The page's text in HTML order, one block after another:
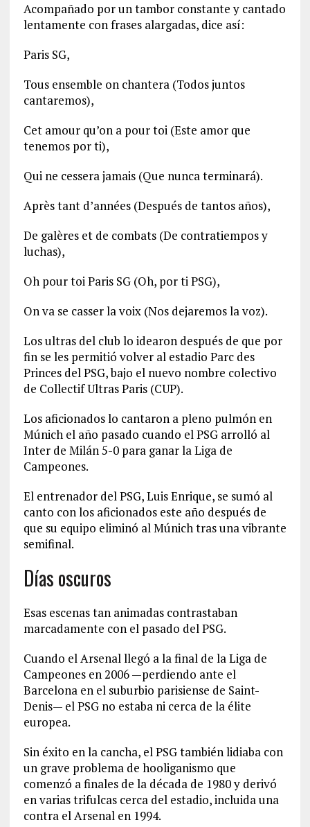
Acompañado por un tambor constante y cantado
lentamente con frases alargadas, dice así:
Paris SG,
Tous ensemble on chantera (Todos juntos
cantaremos),
Cet amour qu’on a pour toi (Este amor que
tenemos por ti),
Qui ne cessera jamais (Que nunca terminará).
Après tant d’années (Después de tantos años),
De galères et de combats (De contratiempos y
luchas),
Oh pour toi Paris SG (Oh, por ti PSG),
On va se casser la voix (Nos dejaremos la voz).
Los ultras del club lo idearon después de que por
fin se les permitió volver al estadio Parc des
Princes del PSG, bajo el nuevo nombre colectivo
de Collectif Ultras Paris (CUP).
Los aficionados lo cantaron a pleno pulmón en
Múnich el año pasado cuando el PSG arrolló al
Inter de Milán 5-0 para ganar la Liga de
Campeones.
El entrenador del PSG, Luis Enrique, se sumó al
canto con los aficionados este año después de
que su equipo eliminó al Múnich tras una vibrante
semifinal.
Días oscuros
Esas escenas tan animadas contrastaban
marcadamente con el pasado del PSG.
Cuando el Arsenal llegó a la final de la Liga de
Campeones en 2006 —perdiendo ante el
Barcelona en el suburbio parisiense de Saint-
Denis— el PSG no estaba ni cerca de la élite
europea.
Sin éxito en la cancha, el PSG también lidiaba con
un grave problema de hooliganismo que
comenzó a finales de la década de 1980 y derivó
en varias trifulcas cerca del estadio, incluida una
contra el Arsenal en 1994.